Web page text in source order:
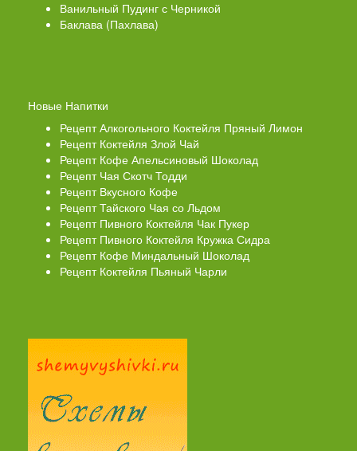
Ванильный Пудинг с Черникой
Баклава (Пахлава)
Новые Напитки
Рецепт Алкогольного Коктейля Пряный Лимон
Рецепт Коктейля Злой Чай
Рецепт Кофе Апельсиновый Шоколад
Рецепт Чая Скотч Тодди
Рецепт Вкусного Кофе
Рецепт Тайского Чая со Льдом
Рецепт Пивного Коктейля Чак Пукер
Рецепт Пивного Коктейля Кружка Сидра
Рецепт Кофе Миндальный Шоколад
Рецепт Коктейля Пьяный Чарли